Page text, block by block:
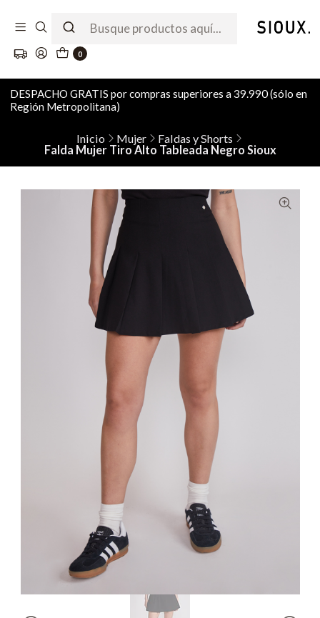
0
DESPACHO GRATIS por compras superiores a 39.990 (sólo en
Región Metropolitana)
Inicio Mujer
Faldas y Shorts
Falda Mujer Tiro Alto Tableada Negro Sioux